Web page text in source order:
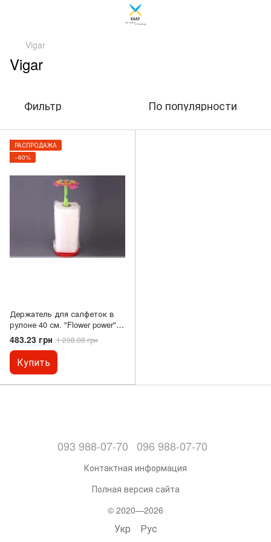
Vigar
Vigar
Фильтр По популярности
РАСПРОДАЖА
−60%
Держатель для салфеток в
рулоне 40 см. "Flower power"
Vigar
483.23 грн 1 208.08 грн
Купить
093 988-07-70 096 988-07-70
Контактная информация
Полная версия сайта
© 2020—2026
Укр Рус